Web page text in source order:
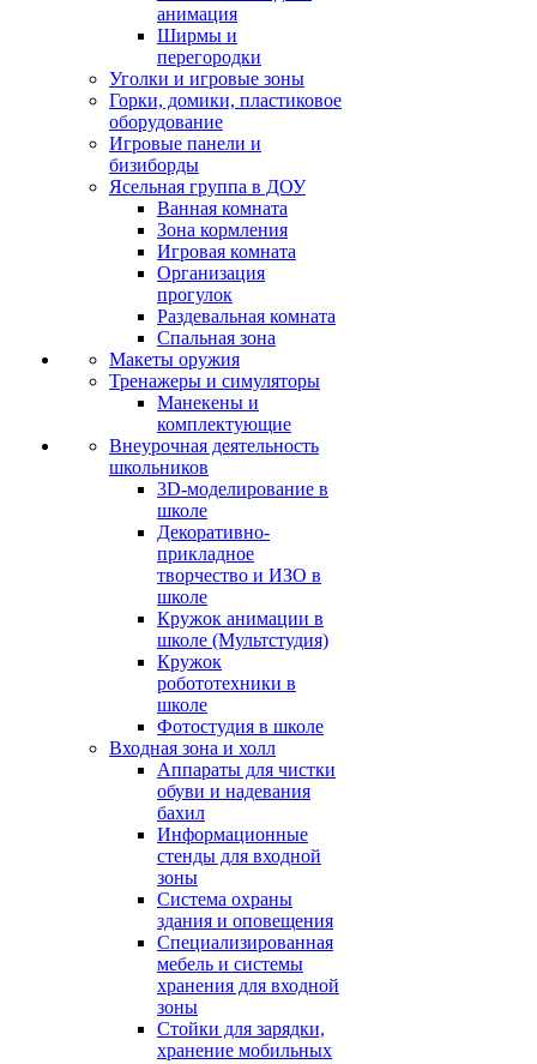
анимация
Ширмы и
перегородки
Уголки и игровые зоны
Горки, домики, пластиковое
оборудование
Игровые панели и
бизиборды
Ясельная группа в ДОУ
Ванная комната
Зона кормления
Игровая комната
Организация
прогулок
Раздевальная комната
Спальная зона
Макеты оружия
Тренажеры и симуляторы
Манекены и
комплектующие
Внеурочная деятельность
школьников
3D-моделирование в
школе
Декоративно-
прикладное
творчество и ИЗО в
школе
Кружок анимации в
школе (Мультстудия)
Кружок
робототехники в
школе
Фотостудия в школе
Входная зона и холл
Аппараты для чистки
обуви и надевания
бахил
Информационные
стенды для входной
зоны
Система охраны
здания и оповещения
Специализированная
мебель и системы
хранения для входной
зоны
Стойки для зарядки,
хранение мобильных